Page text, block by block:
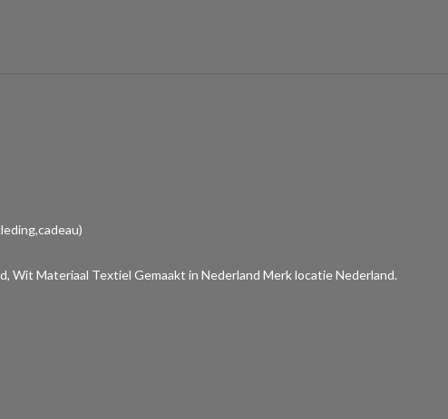
Wit Materiaal Textiel Gemaakt in Nederland Merk locatie Nederland.